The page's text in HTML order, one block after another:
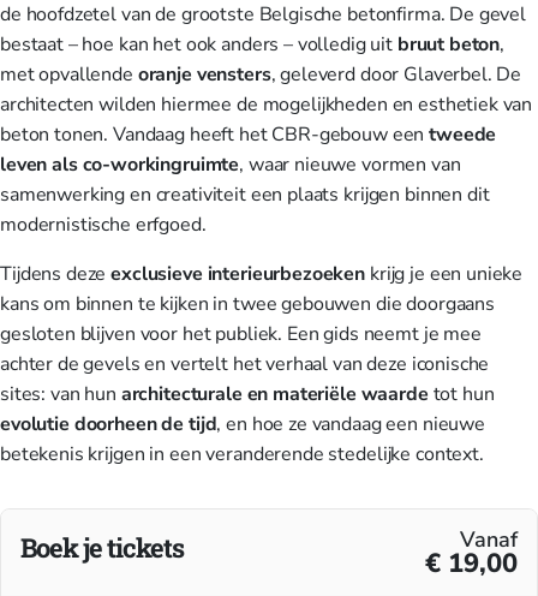
de hoofdzetel van de grootste Belgische betonfirma. De gevel
bestaat – hoe kan het ook anders – volledig uit bruut beton,
met opvallende oranje vensters, geleverd door Glaverbel. De
architecten wilden hiermee de mogelijkheden en esthetiek van
beton tonen. Vandaag heeft het CBR-gebouw eentweede
levenals co-workingruimte, waar nieuwe vormen van
samenwerking en creativiteit een plaats krijgen binnen dit
modernistische erfgoed.
Tijdens dezeexclusieve interieurbezoeken krijg je een unieke
kans om binnen te kijken in twee gebouwen die doorgaans
gesloten blijven voor het publiek. Een gids neemt je mee
achter de gevels en vertelt het verhaal van deze iconische
sites: van hun architecturale en materiële waarde tot hun
evolutie doorheen de tijd, en hoe ze vandaag een nieuwe
betekenis krijgen in een veranderende stedelijke context.
Boek je tickets Vanaf
€ 19,00